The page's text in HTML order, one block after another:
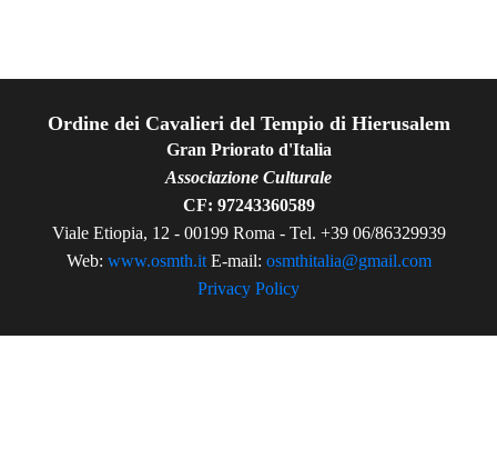
Ordine dei Cavalieri del Tempio di Hierusalem
Gran Priorato d'Italia
Associazione Culturale
CF: 97243360589
Viale Etiopia, 12 - 00199 Roma - Tel. +39 06/86329939
Web: www.osmth.itE-mail: osmthitalia@gmail.com
Privacy Policy